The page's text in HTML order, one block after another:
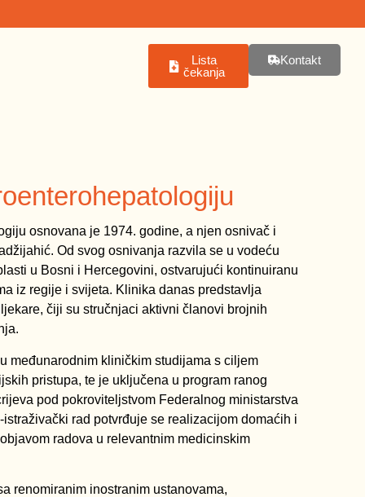
Lista
čekanja
Kontakt
osnovana je 1974. godine, a njen osnivač i
Od svog osnivanja razvila se u vodeću
u Bosni i Hercegovini, ostvarujući kontinuiranu
iz regije i svijeta. Klinika danas predstavlja
čiji su stručnjaci aktivni članovi brojnih
međunarodnim kliničkim studijama s ciljem
pristupa, te je uključena u program ranog
pod pokroviteljstvom Federalnog ministarstva
rad potvrđuje se realizacijom domaćih i
radova u relevantnim medicinskim
renomiranim inostranim ustanovama,